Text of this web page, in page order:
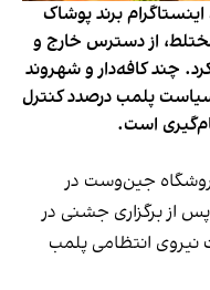
برند پوشاک
از دسترس خارج و
چند کافه‌‌دار و شهروند
سیاست پلمب درصدد کنترل
است.
جین‌وست در
تهران، شنبه ۱۹ مهر و پس از برگزاری جشنی در
نیروی انتظامی پلمب